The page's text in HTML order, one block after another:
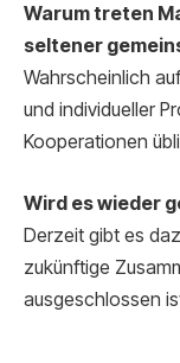
Warum treten
seltener
Wahrscheinlich
und individueller
Kooperationen
Wird es wieder
Derzeit gibt es
zukünftige
ausgeschlossen